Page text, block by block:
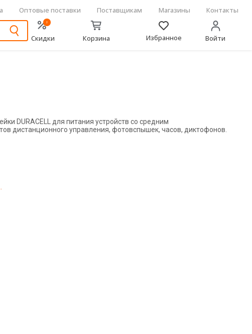
Оптовые поставки Поставщикам Магазины Контакты
!
Скидки Корзина Избранное Войти
DURACELL для питания устройств со средним
дистанционного управления, фотовспышек, часов, диктофонов.